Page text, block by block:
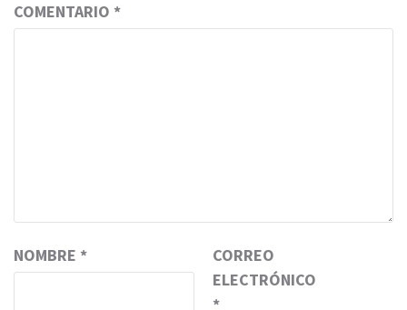
COMENTARIO *
NOMBRE *
CORREO
ELECTRÓNICO
*